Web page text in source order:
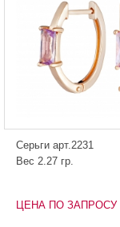
Серьги арт.2231
Вес 2.27 гр.
ЦЕНА ПО ЗАПРОСУ